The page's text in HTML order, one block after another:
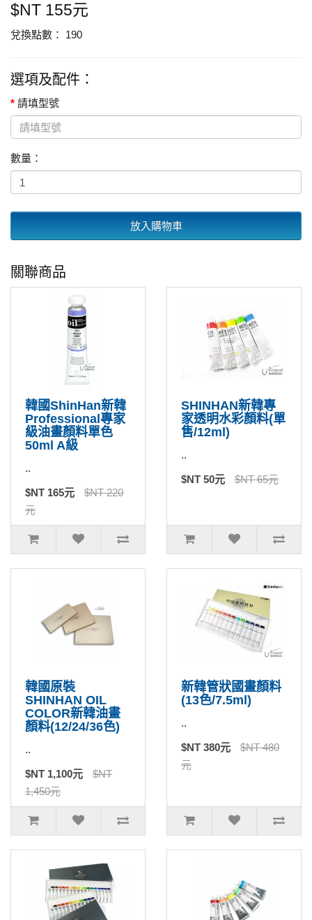
$NT 155元
兌換點數： 190
選項及配件：
請填型號
數量：
放入購物車
關聯商品
韓國ShinHan新韓
Professional專家
級油畫顏料單色
50ml A級
..
$NT 165元
$NT 220
元
SHINHAN新韓專
家透明水彩顏料(單
售/12ml)
..
$NT 50元 $NT 65元
韓國原裝
SHINHAN OIL
COLOR新韓油畫
顏料(12/24/36色)
..
$NT 1,100元
$NT
1,450元
新韓管狀國畫顏料
(13色/7.5ml)
..
$NT 380元
$NT 480
元